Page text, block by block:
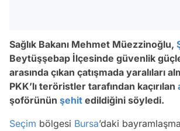
Sağlık Bakanı Mehmet Müezzinoğlu,
Beytüşşebap İlçesinde güvenlik
arasında çıkan çatışmada yaralıları
PKK’lı teröristler tarafından kaçırılan
şoförünün şehit edildiğini söyledi.
Seçim bölgesi Bursa’daki